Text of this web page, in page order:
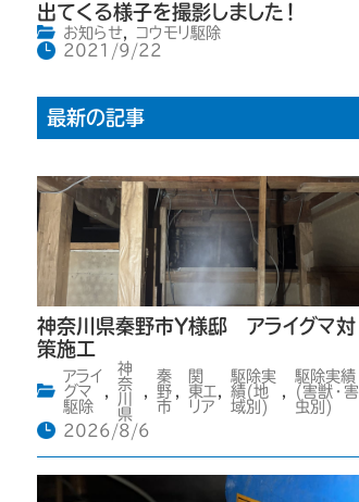
出てくる様子を撮影しました！
お知らせ,
コウモリ駆除
2021/9/22
最新の記事
神奈川県秦野市Y様邸 アライグマ対
策施工
アライ
グマ
駆除
神
奈
川
県
秦
野
市
関
東エ
リア
駆除実
績(地
域別)
駆除実績
(害獣・害
虫別)
2026/8/6